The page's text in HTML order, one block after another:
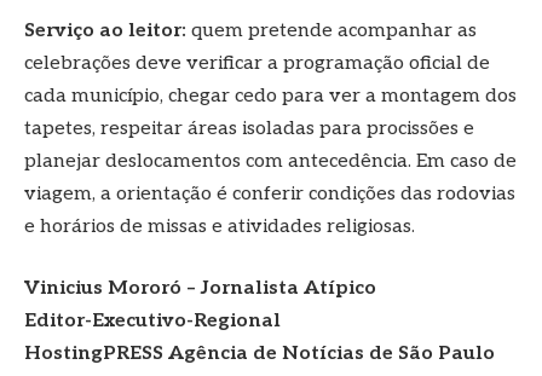
Serviço ao leitor: quem pretende acompanhar as
celebrações deve verificar a programação oficial de
cada município, chegar cedo para ver a montagem dos
tapetes, respeitar áreas isoladas para procissões e
planejar deslocamentos com antecedência. Em caso de
viagem, a orientação é conferir condições das rodovias
e horários de missas e atividades religiosas.
Vinicius Mororó – Jornalista Atípico
Editor-Executivo-Regional
HostingPRESS Agência de Notícias de São Paulo